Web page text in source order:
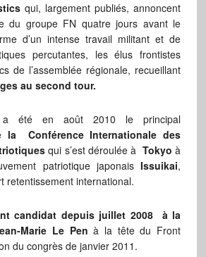
qui, largement publiés, annoncent
du groupe FN quatre jours avant le
d’un intense travail militant et de
percutantes, les élus frontistes
de l’assemblée régionale, recueillant
au second tour.
a été en août 2010 le principal
la Conférence Internationale des
qui s’est déroulée à Tokyo à
patriotique japonaisIssuikai,
retentissement international.
candidat depuis juillet 2008 à la
Marie Le Penà la tête du Front
du congrès de janvier 2011.